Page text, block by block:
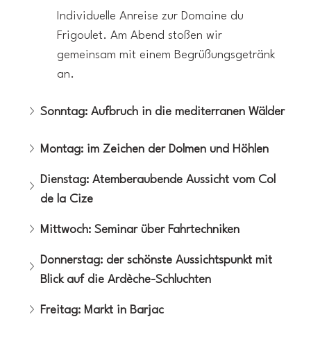
Individuelle Anreise zur Domaine du
Frigoulet. Am Abend stoßen wir
gemeinsam mit einem Begrüßungsgetränk
an.
Sonntag: Aufbruch in die mediterranen Wälder
Montag: im Zeichen der Dolmen und Höhlen
Dienstag: Atemberaubende Aussicht vom Col
de la Cize
Mittwoch: Seminar über Fahrtechniken
Donnerstag: der schönste Aussichtspunkt mit
Blick auf die Ardèche-Schluchten
Freitag: Markt in Barjac